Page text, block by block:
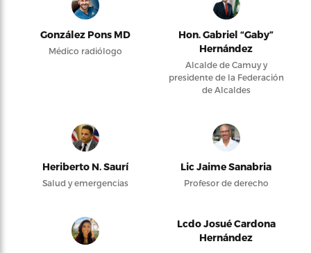
González Pons MD
Médico radiólogo
Hon. Gabriel “Gaby”
Hernández
Alcalde de Camuy y
presidente de la Federación
de Alcaldes
Heriberto N. Saurí
Salud y emergencias
Lic Jaime Sanabria
Profesor de derecho
Lcdo Josué Cardona
Hernández